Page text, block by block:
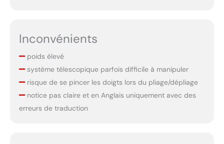
Inconvénients
poids élevé
système télescopique parfois difficile à manipuler
risque de se pincer les doigts lors du pliage/dépliage
notice pas claire et en Anglais uniquement avec des
erreurs de traduction